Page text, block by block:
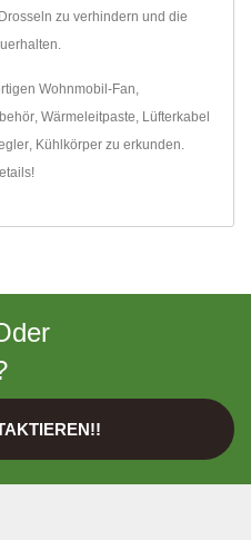
zu verhindern und die
Wohnmobil-Fan
Wärmeleitpaste Lüfterkabel
Kühlkörper zu erkunden.